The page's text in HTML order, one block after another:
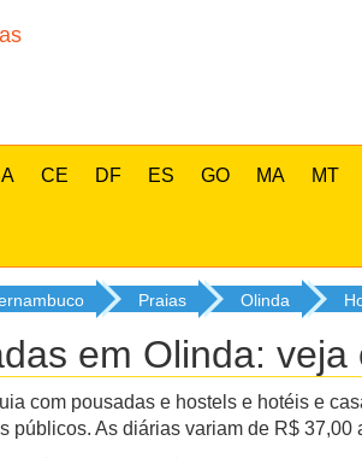
CE DF ES GO MA MT
Praias Olinda
em Olinda: veja
com pousadas e hostels e hotéis e
públicos. As diárias variam de R$